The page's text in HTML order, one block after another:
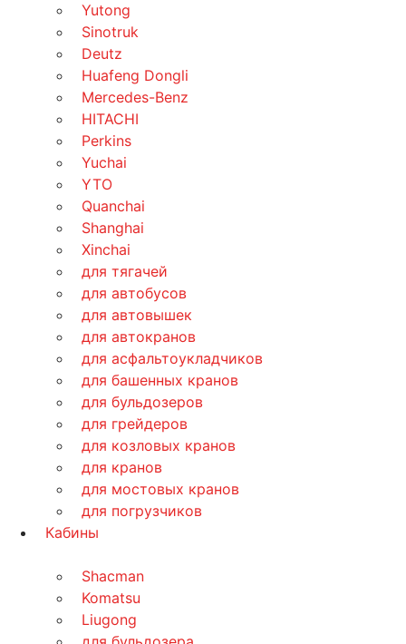
Yutong
Sinotruk
Deutz
Huafeng Dongli
Mercedes-Benz
HITACHI
Perkins
Yuchai
YTO
Quanchai
Shanghai
Xinchai
для тягачей
для автобусов
для автовышек
для автокранов
для асфальтоукладчиков
для башенных кранов
для бульдозеров
для грейдеров
для козловых кранов
для кранов
для мостовых кранов
для погрузчиков
Кабины
Shacman
Komatsu
Liugong